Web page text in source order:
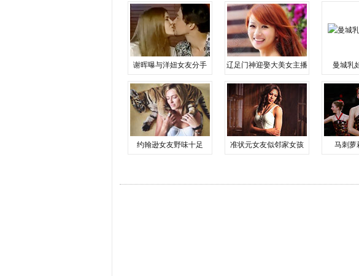
谢晖曝与洋妞女友分手 辽足门神迎娶大美女主播 曼城乳
约翰逊女友野味十足 准状元女友似邻家女孩 马刺萝